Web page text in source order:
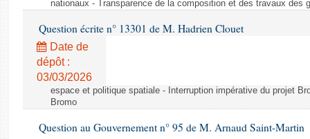
nationaux - Transparence de la composition et des travaux des
Question écrite n° 13301 de M. Hadrien Clouet
Date de
dépôt :
03/03/2026
espace et politique spatiale - Interruption impérative du projet
Bromo
Question au Gouvernement n° 95 de M. Arnaud Saint-Martin